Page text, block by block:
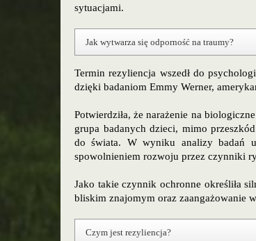
sytuacjami.
Jak wytwarza się odporność na traumy?
Termin rezyliencja wszedł do
dzięki badaniom Emmy Werner,
Potwierdziła, że narażenie na
grupa badanych dzieci, mimo
do świata. W wyniku analizy badań
spowolnieniem rozwoju przez czynniki
Jako takie czynnik ochronne określiła
bliskim znajomym oraz zaangażowanie
Czym jest rezyliencja?